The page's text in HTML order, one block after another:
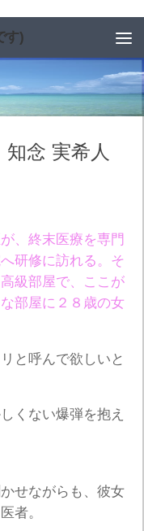
す)
知念 実希人
、終末医療を専門
研修に訪れる。そ
級部屋で、ここが
部屋に２８歳の女
と呼んで欲しいと
くない爆弾を抱え
せながらも、彼女
者。